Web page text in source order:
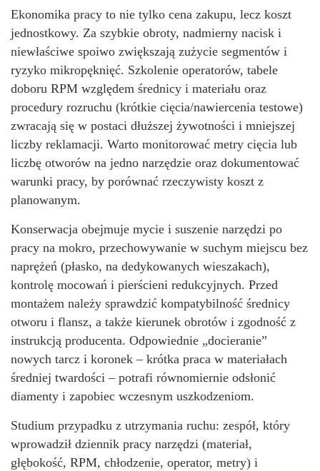
Ekonomika pracy to nie tylko cena zakupu, lecz koszt
jednostkowy. Za szybkie obroty, nadmierny nacisk i
niewłaściwe spoiwo zwiększają zużycie segmentów i
ryzyko mikropęknięć. Szkolenie operatorów, tabele
doboru RPM względem średnicy i materiału oraz
procedury rozruchu (krótkie cięcia/nawiercenia testowe)
zwracają się w postaci dłuższej żywotności i mniejszej
liczby reklamacji. Warto monitorować metry cięcia lub
liczbę otworów na jedno narzędzie oraz dokumentować
warunki pracy, by porównać rzeczywisty koszt z
planowanym.
Konserwacja obejmuje mycie i suszenie narzędzi po
pracy na mokro, przechowywanie w suchym miejscu bez
naprężeń (płasko, na dedykowanych wieszakach),
kontrolę mocowań i pierścieni redukcyjnych. Przed
montażem należy sprawdzić kompatybilność średnicy
otworu i flansz, a także kierunek obrotów i zgodność z
instrukcją producenta. Odpowiednie „docieranie”
nowych tarcz i koronek – krótka praca w materiałach
średniej twardości – potrafi równomiernie odsłonić
diamenty i zapobiec wczesnym uszkodzeniom.
Studium przypadku z utrzymania ruchu: zespół, który
wprowadził dziennik pracy narzędzi (materiał,
głębokość, RPM, chłodzenie, operator, metry) i